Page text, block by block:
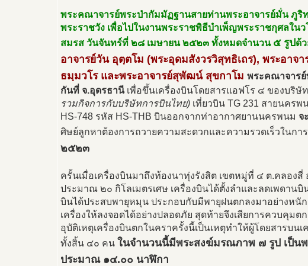
พระคณาจารย์พระป่ากัมมัฏฐานสายท่านพระอาจารย์มั่น ภูริ
พระราชวัง เพื่อไปในงานพระราชพิธีบำเพ็ญพระราชกุศลใน
สมรส วันจันทร์ที่ ๒๘ เมษายน ๒๕๒๓ ทั้งหมดจำนวน ๕ รูปด้
อาจารย์วัน อุตฺตโม (พระอุดมสังวรวิสุทธิเถร), พระอาจ
ธมฺมวโร และพระอาจารย์สุพัฒน์ สุขกาโม พระคณาจาร
กันที่ จ.อุดรธานีเพื่อขึ้นเครื่องบินโดยสารแอฟโร ๔ ของบริษั
รวมกิจการกับบริษัทการบินไทย) เที่ยวบิน TG 231 สายนครพ
HS-748 รหัส HS-THB บินออกจากท่าอากาศยานนครพนม จ
ศิษย์ลูกหาต้องการถวายความสะดวกและความรวดเร็วในกา
๒๕๒๓
ครั้นเมื่อเครื่องบินมาถึงท้องนาทุ่งรังสิต เขตหมู่ที่ ๔ ต.คลองสี่
ประมาณ ๒๐ กิโลเมตรเศษ เครื่องบินได้ตั้งลำและลดเพดานบิ
บินได้ประสบพายุหมุน ประกอบกับมีพายุฝนตกลงมาอย่างหนั
เครื่องให้ลงจอดได้อย่างปลอดภัย สุดท้ายจึงเสียการควบคุม
อุบัติเหตุเครื่องบินตกในคราครั้งนี้เป็นเหตุทำให้ผู้โดยสารบ
ทั้งสิ้น ๔๐ คน ในจำนวนนี้มีพระสงฆ์มรณภาพ ๗ รูป เป็นพ
ประมาณ ๑๔.๐๐ นาฬิกา